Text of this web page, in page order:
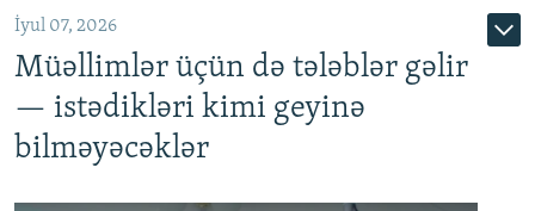
İyul 07, 2026
Müəllimlər üçün də tələblər gəlir
— istədikləri kimi geyinə
bilməyəcəklər